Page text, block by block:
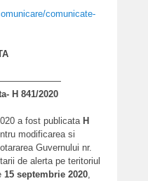
comunicate-
H 841/2020
a fost publicata H
modificarea si
Guvernului nr.
de alerta pe teritoriul
15 septembrie 2020,